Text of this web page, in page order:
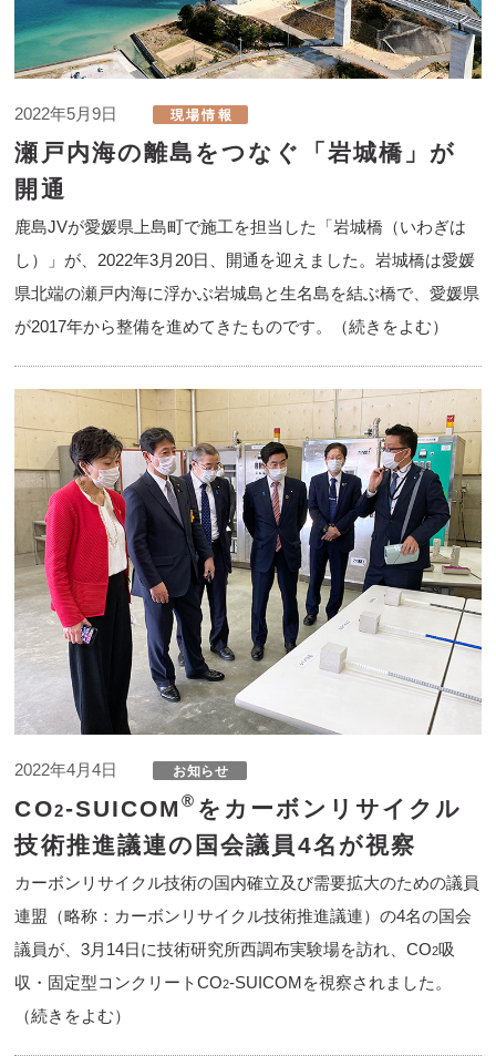
2022年5月9日
瀬戸内海の離島をつなぐ「岩城橋」が
開通
鹿島JVが愛媛県上島町で施工を担当した「岩城橋（いわぎは
し）」が、2022年3月20日、開通を迎えました。岩城橋は愛媛
県北端の瀬戸内海に浮かぶ岩城島と生名島を結ぶ橋で、愛媛県
が2017年から整備を進めてきたものです。（続きをよむ）
2022年4月4日
CO2-SUICOM® をカーボンリサイクル
技術推進議連の国会議員4名が視察
カーボンリサイクル技術の国内確立及び需要拡大のための議員
連盟（略称：カーボンリサイクル技術推進議連）の4名の国会
議員が、3月14日に技術研究所西調布実験場を訪れ、CO2吸
収・固定型コンクリートCO2-SUICOMを視察されました。
（続きをよむ）